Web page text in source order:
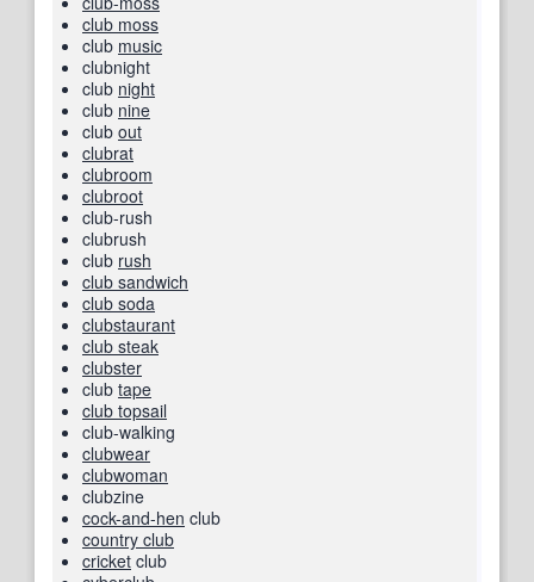
club moss
club music
clubnight
club night
club nine
club out
clubrat
clubroom
clubroot
club-rush
clubrush
club rush
club sandwich
club soda
clubstaurant
club steak
clubster
club tape
club topsail
club-walking
clubwear
clubwoman
clubzine
cock-and-hen club
country club
cricket club